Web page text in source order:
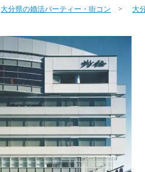
大分県の婚活パーティー・街コン 大